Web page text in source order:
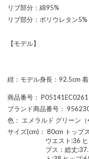
リブ部分：綿95%
リブ部分：ポリウレタン5%
【モデル】
紺：モデル身長：92.5cm
商品番号 ：
ブランド商品番号 ：
色 ： エメラルド グリーン（
サイズ(cm) ： 80cm トップ
ウエスト:36
プス：総丈